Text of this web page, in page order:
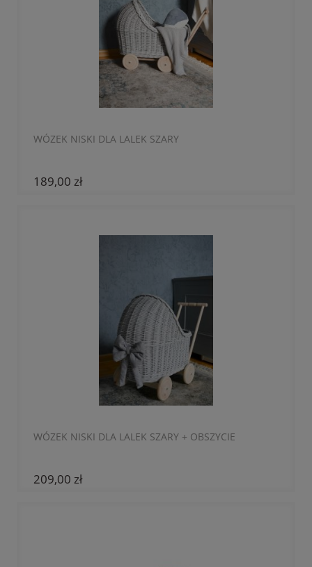
WÓZEK NISKI DLA LALEK SZARY
189,00 zł
WÓZEK NISKI DLA LALEK SZARY + OBSZYCIE
209,00 zł